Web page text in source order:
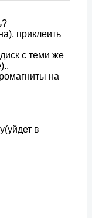
приклеить
с теми же
на
в